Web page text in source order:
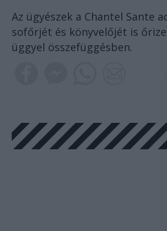
Az ügyészek a Chantel Sante
sofőrjét és könyvelőjét is
üggyel összefüggésben.